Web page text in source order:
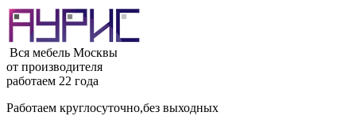
Вся мебель Москвы
от производителя
работаем 22 года
Работаем круглосуточно,без выходных